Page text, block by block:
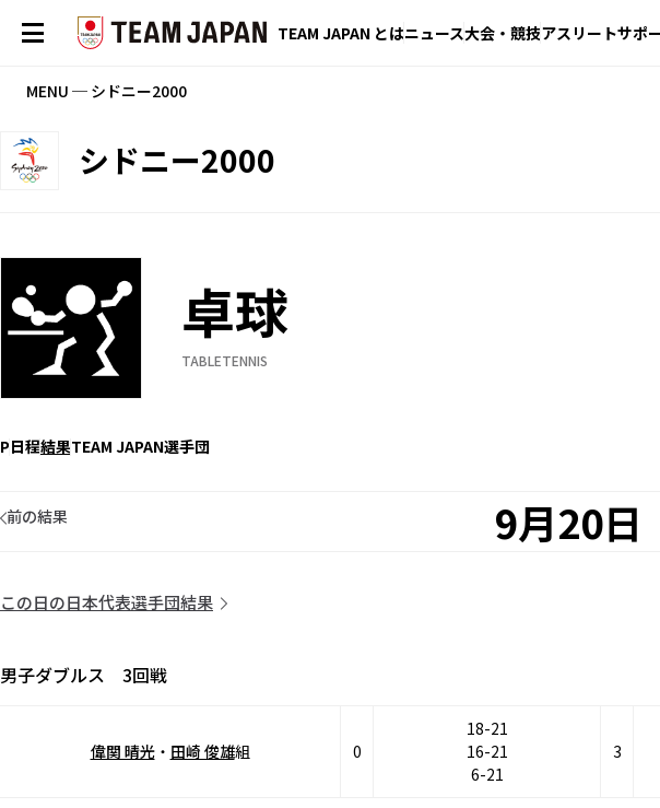
TEAM JAPAN とはニュース大会・競技アスリートサポ
MENU ─ シドニー2000
シドニー2000
卓球
TABLETENNIS
日程結果TEAM JAPAN選手団
9月20日
前の結果
この日の日本代表選手団結果
男子ダブルス 3回戦
偉関 晴光・ 田崎 俊雄組 0
18-21
16-21
6-21
3